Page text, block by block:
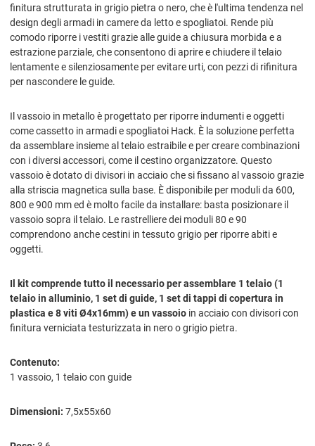
finitura strutturata in grigio pietra o nero, che è l'ultima tendenza nel
design degli armadi in camere da letto e spogliatoi. Rende più
comodo riporre i vestiti grazie alle guide a chiusura morbida e a
estrazione parziale, che consentono di aprire e chiudere il telaio
lentamente e silenziosamente per evitare urti, con pezzi di rifinitura
per nascondere le guide.
Il vassoio in metallo è progettato per riporre indumenti e oggetti
come cassetto in armadi e spogliatoi Hack. È la soluzione perfetta
da assemblare insieme al telaio estraibile e per creare combinazioni
con i diversi accessori, come il cestino organizzatore. Questo
vassoio è dotato di divisori in acciaio che si fissano al vassoio grazie
alla striscia magnetica sulla base. È disponibile per moduli da 600,
800 e 900 mm ed è molto facile da installare: basta posizionare il
vassoio sopra il telaio. Le rastrelliere dei moduli 80 e 90
comprendono anche cestini in tessuto grigio per riporre abiti e
oggetti.
Il kit comprende tutto il necessario per assemblare 1 telaio (1
telaio in alluminio, 1 set di guide, 1 set di tappi di copertura in
plastica e 8 viti Ø4x16mm) e un vassoio in acciaio con divisori con
finitura verniciata testurizzata in nero o grigio pietra.
Contenuto:
1 vassoio, 1 telaio con guide
Dimensioni: 7,5x55x60